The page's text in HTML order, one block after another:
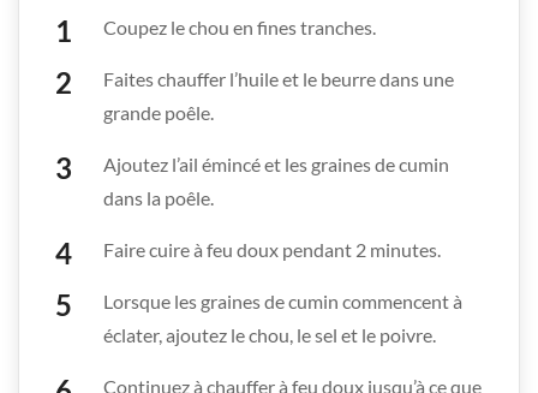
Coupez le chou en fines tranches.
Faites chauffer l’huile et le beurre dans une
grande poêle.
Ajoutez l’ail émincé et les graines de cumin
dans la poêle.
Faire cuire à feu doux pendant 2 minutes.
Lorsque les graines de cumin commencent à
éclater, ajoutez le chou, le sel et le poivre.
Continuez à chauffer à feu doux jusqu’à ce que